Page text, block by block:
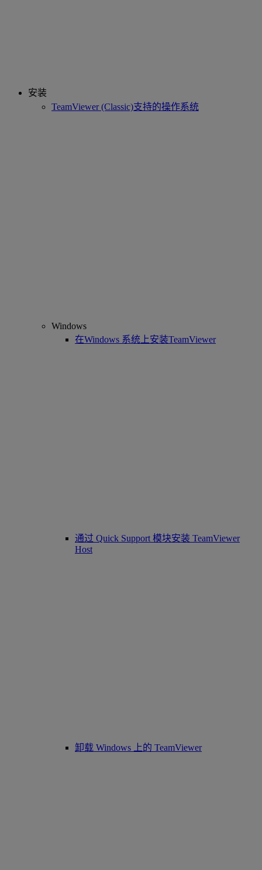
安装
TeamViewer (Classic)支持的操作系统
Windows
在Windows 系统上安装TeamViewer
通过 Quick Support 模块安装 TeamViewer
Host
卸载 Windows 上的 TeamViewer